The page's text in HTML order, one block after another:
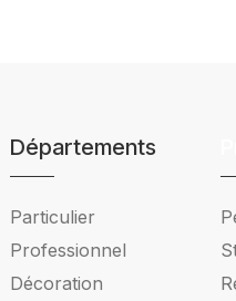
Départements
Particulier
Professionnel
Décoration